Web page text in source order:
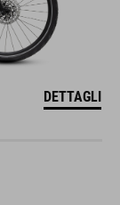
DETTAGLI